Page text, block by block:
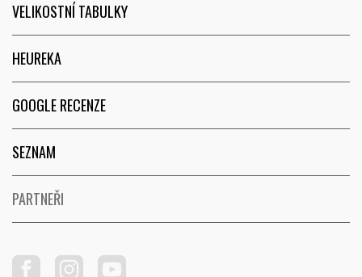
VELIKOSTNÍ TABULKY
HEUREKA
GOOGLE RECENZE
SEZNAM
PARTNEŘI